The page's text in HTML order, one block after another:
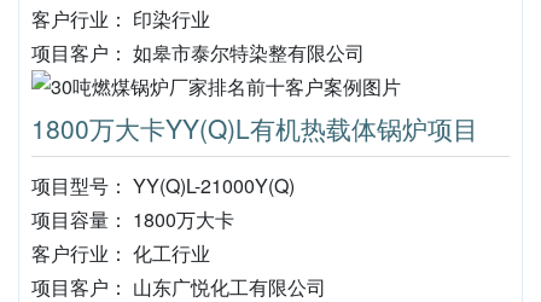
客户行业： 印染行业
项目客户： 如皋市泰尔特染整有限公司
1800万大卡YY(Q)L有机热载体锅炉项目
项目型号： YY(Q)L-21000Y(Q)
项目容量： 1800万大卡
客户行业： 化工行业
项目客户： 山东广悦化工有限公司